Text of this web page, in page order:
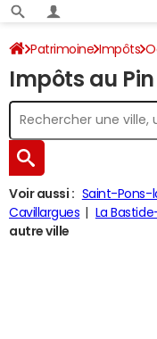
Patrimoine Impôts
Impôt sur le revenu
Impôts au
Voir aussi : Saint-Pons-
Cavillargues
La
autre ville